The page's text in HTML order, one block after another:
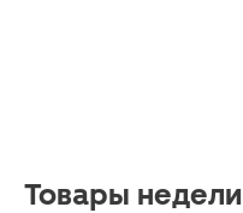
Товары недели